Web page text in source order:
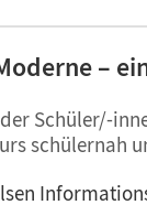
–
Schüler/-
schülernah